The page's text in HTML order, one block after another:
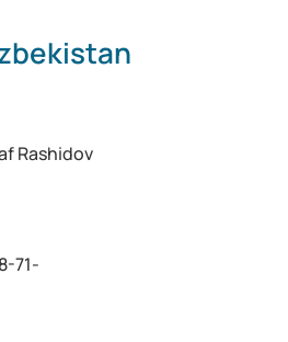
Rashidov
71-